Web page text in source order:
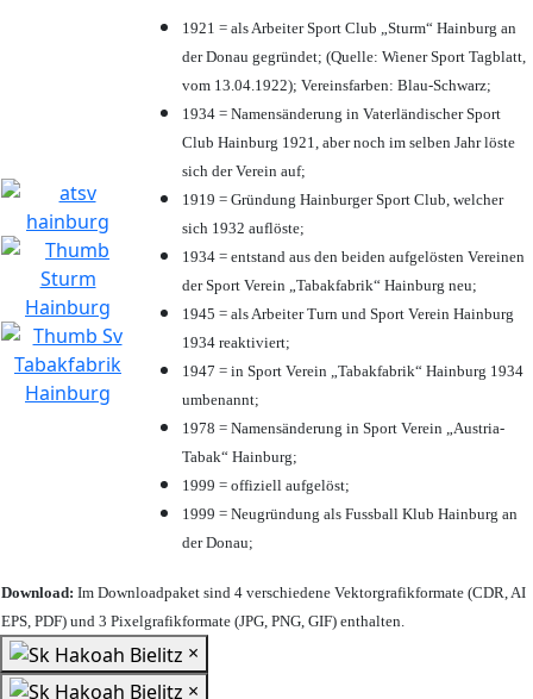
1921 = als Arbeiter Sport Club „Sturm“ Hainburg an
der Donau gegründet; (Quelle: Wiener Sport Tagblatt,
vom 13.04.1922); Vereinsfarben: Blau-Schwarz;
1934 = Namensänderung in Vaterländischer Sport
Club Hainburg 1921, aber noch im selben Jahr löste
sich der Verein auf;
1919 = Gründung Hainburger Sport Club, welcher
sich 1932 auflöste;
1934 = entstand aus den beiden aufgelösten Vereinen
der Sport Verein „Tabakfabrik“ Hainburg neu;
1945 = als Arbeiter Turn und Sport Verein Hainburg
1934 reaktiviert;
1947 = in Sport Verein „Tabakfabrik“ Hainburg 1934
umbenannt;
1978 = Namensänderung in Sport Verein „Austria-
Tabak“ Hainburg;
1999 = offiziell aufgelöst;
1999 = Neugründung als Fussball Klub Hainburg an
der Donau;
Download: Im Downloadpaket sind 4 verschiedene Vektorgrafikformate (CDR, AI
EPS, PDF) und 3 Pixelgrafikformate (JPG, PNG, GIF) enthalten.
×
×